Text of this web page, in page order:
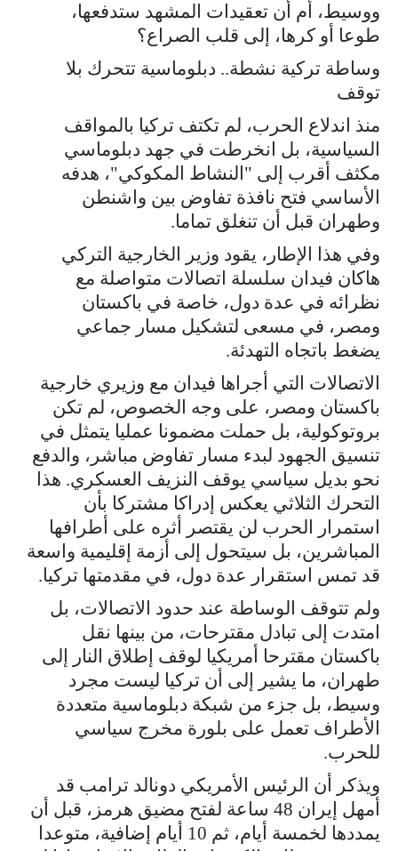
ووسيط، أم أن تعقيدات المشهد ستدفعها،
طوعا أو كرها، إلى قلب الصراع؟
وساطة تركية نشطة.. دبلوماسية تتحرك بلا
توقف
منذ اندلاع الحرب، لم تكتف تركيا بالمواقف
السياسية، بل انخرطت في جهد دبلوماسي
مكثف أقرب إلى "النشاط المكوكي"، هدفه
الأساسي فتح نافذة تفاوض بين واشنطن
وطهران قبل أن تنغلق تماما.
وفي هذا الإطار، يقود وزير الخارجية التركي
هاكان فيدان سلسلة اتصالات متواصلة مع
نظرائه في عدة دول، خاصة في باكستان
ومصر، في مسعى لتشكيل مسار جماعي
يضغط باتجاه التهدئة.
الاتصالات التي أجراها فيدان مع وزيري خارجية
باكستان ومصر، على وجه الخصوص، لم تكن
بروتوكولية، بل حملت مضمونا عمليا يتمثل في
تنسيق الجهود لبدء مسار تفاوض مباشر، والدفع
نحو بديل سياسي يوقف النزيف العسكري. هذا
التحرك الثلاثي يعكس إدراكا مشتركا بأن
استمرار الحرب لن يقتصر أثره على أطرافها
المباشرين، بل سيتحول إلى أزمة إقليمية واسعة
قد تمس استقرار عدة دول، في مقدمتها تركيا.
ولم تتوقف الوساطة عند حدود الاتصالات، بل
امتدت إلى تبادل مقترحات، من بينها نقل
باكستان مقترحا أمريكيا لوقف إطلاق النار إلى
طهران، ما يشير إلى أن تركيا ليست مجرد
وسيط، بل جزء من شبكة دبلوماسية متعددة
الأطراف تعمل على بلورة مخرج سياسي
للحرب.
ويذكر أن الرئيس الأمريكي دونالد ترامب قد
أمهل إيران 48 ساعة لفتح مضيق هرمز، قبل أن
يمددها لخمسة أيام، ثم 10 أيام إضافية، متوعدا